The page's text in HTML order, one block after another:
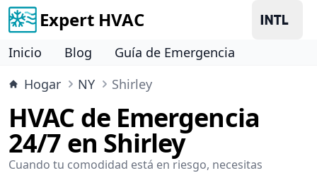
Expert HVAC
Inicio Blog
Guía de Emergencia
Hogar
NY Shirley
HVAC de Emergencia
24/7 en Shirley
Cuando tu comodidad está en riesgo, necesitas